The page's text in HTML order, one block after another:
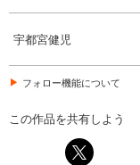
宇都宮健児
フォロー機能について
この作品を共有しよう